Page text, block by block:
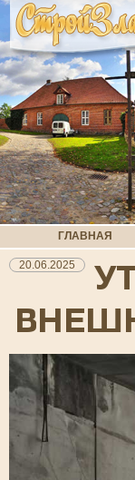
ГЛАВНАЯ
20.06.2025